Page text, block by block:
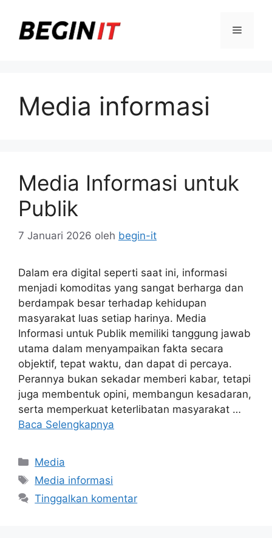
Menu
Media informasi
Media Informasi untuk
Publik
7 Januari 2026 oleh begin-it
Dalam era digital seperti saat ini, informasi
menjadi komoditas yang sangat berharga dan
berdampak besar terhadap kehidupan
masyarakat luas setiap harinya. Media
Informasi untuk Publik memiliki tanggung jawab
utama dalam menyampaikan fakta secara
objektif, tepat waktu, dan dapat di percaya.
Perannya bukan sekadar memberi kabar, tetapi
juga membentuk opini, membangun kesadaran,
serta memperkuat keterlibatan masyarakat …
Baca Selengkapnya
Kategori
Media
Tag
Media informasi
Tinggalkan komentar